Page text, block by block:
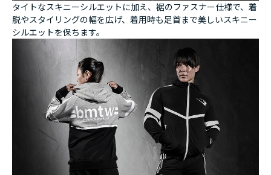
タイトなスキニーシルエットに加え、裾のファスナー仕様で、着
脱やスタイリングの幅を広げ、着用時も足首まで美しいスキニー
シルエットを保ちます。